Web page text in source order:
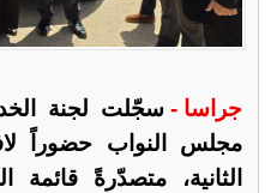
جراسا - سجّلت لجنة
مجلس النواب حضوراً
الثانية، متصدّرةً قائمة